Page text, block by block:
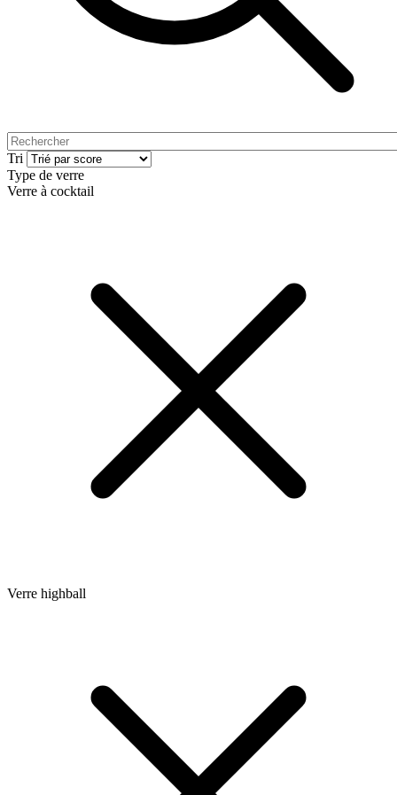
Tri
Type de verre
Verre à cocktail
Verre highball